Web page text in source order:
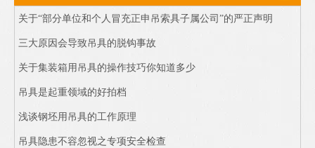
关于“部分单位和个人冒充正申吊索具子属公司”的严正声明
三大原因会导致吊具的脱钩事故
关于集装箱用吊具的操作技巧你知道多少
吊具是起重领域的好拍档
浅谈钢坯用吊具的工作原理
吊具隐患不容忽视之专项安全检查